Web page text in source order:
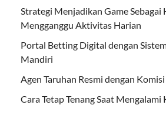
Strategi Menjadikan Game Sebagai
Mengganggu Aktivitas Harian
Portal Betting Digital dengan
Mandiri
Agen Taruhan Resmi dengan
Cara Tetap Tenang Saat Mengalami